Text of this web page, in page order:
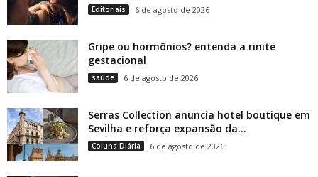
Editoriais 6 de agosto de 2026
Gripe ou hormônios? entenda a rinite
gestacional
saúde 6 de agosto de 2026
Serras Collection anuncia hotel boutique em
Sevilha e reforça expansão da...
Coluna Diária 6 de agosto de 2026